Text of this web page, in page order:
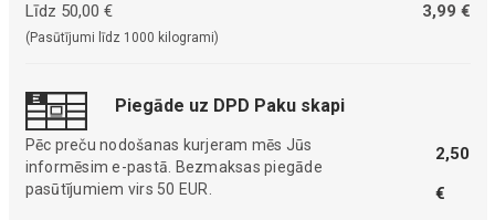
Līdz 50,00 €
(Pasūtījumi līdz 1000 kilogrami)
3,99 €
Piegāde uz DPD Paku skapi
Pēc preču nodošanas kurjeram mēs Jūs
informēsim e-pastā. Bezmaksas piegāde
pasūtījumiem virs 50 EUR.
2,50
€